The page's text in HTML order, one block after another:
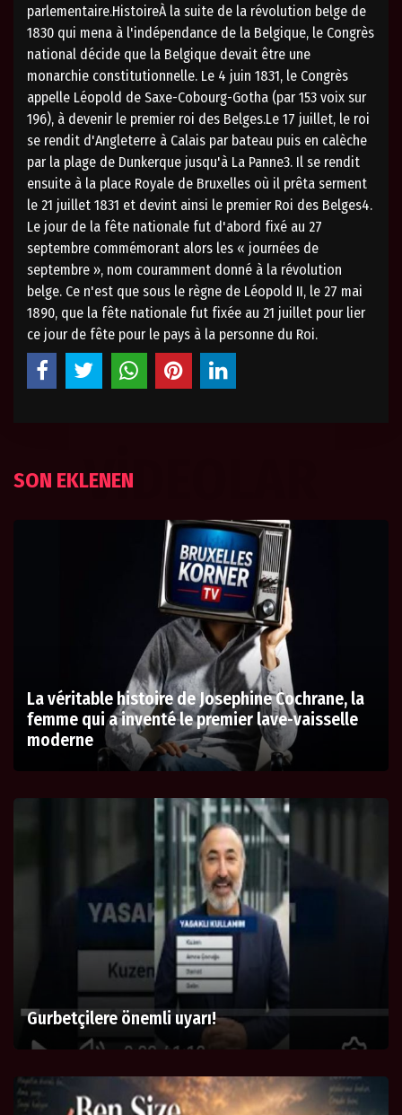
parlementaire.HistoireÀ la suite de la révolution belge de
1830 qui mena à l'indépendance de la Belgique, le Congrès
national décide que la Belgique devait être une
monarchie constitutionnelle. Le 4 juin 1831, le Congrès
appelle Léopold de Saxe-Cobourg-Gotha (par 153 voix sur
196), à devenir le premier roi des Belges.Le 17 juillet, le roi
se rendit d'Angleterre à Calais par bateau puis en calèche
par la plage de Dunkerque jusqu'à La Panne3. Il se rendit
ensuite à la place Royale de Bruxelles où il prêta serment
le 21 juillet 1831 et devint ainsi le premier Roi des Belges4.
Le jour de la fête nationale fut d'abord fixé au 27
septembre commémorant alors les « journées de
septembre », nom couramment donné à la révolution
belge. Ce n'est que sous le règne de Léopold II, le 27 mai
1890, que la fête nationale fut fixée au 21 juillet pour lier
ce jour de fête pour le pays à la personne du Roi.
SON EKLENENVIDEOLAR
La véritable histoire de Josephine Cochrane, la
femme qui a inventé le premier lave-vaisselle
moderne
Gurbetçilere önemli uyarı!